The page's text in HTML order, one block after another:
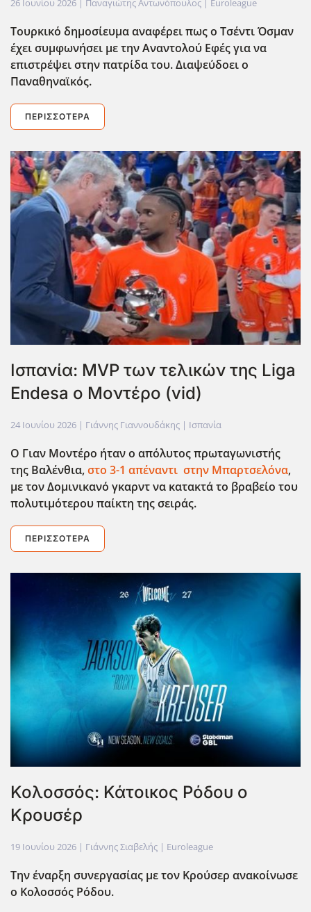
26 Ιουνίου 2026 | Παναγιώτης Αντωνόπουλος | Euroleague
Τουρκικό δημοσίευμα αναφέρει πως ο Τσέντι Όσμαν
έχει συμφωνήσει με την Αναντολού Εφές για να
επιστρέψει στην πατρίδα του. Διαψεύδοει ο
Παναθηναϊκός.
ΠΕΡΙΣΣΌΤΕΡΑ
Ισπανία: MVP των τελικών της Liga
Endesa ο Μοντέρο (vid)
24 Ιουνίου 2026 | Γιάννης Γιαννουδάκης | Ισπανία
Ο Γιαν Μοντέρο ήταν ο απόλυτος πρωταγωνιστής
της Βαλένθια,στο 3-1 απέναντι στην Μπαρτσελόνα,
με τον Δομινικανό γκαρντ να κατακτά το βραβείο του
πολυτιμότερου παίκτη της σειράς.
ΠΕΡΙΣΣΌΤΕΡΑ
Κολοσσός: Κάτοικος Ρόδου ο
Κρουσέρ
19 Ιουνίου 2026 | Γιάννης Σιαβελής | Euroleague
Tην έναρξη συνεργασίας με τον Κρούσερ ανακοίνωσε
ο Κολοσσός Ρόδου.